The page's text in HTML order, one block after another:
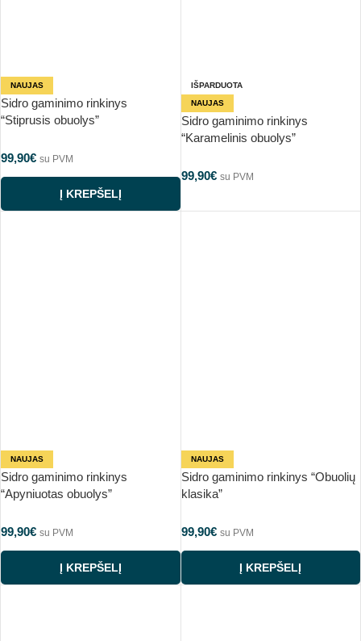
NAUJAS
Sidro gaminimo rinkinys
“Stiprusis obuolys”
99,90€ su PVM
Į KREPŠELĮ
IŠPARDUOTA
NAUJAS
Sidro gaminimo rinkinys
“Karamelinis obuolys”
99,90€ su PVM
NAUJAS
Sidro gaminimo rinkinys
“Apyniuotas obuolys”
99,90€ su PVM
Į KREPŠELĮ
NAUJAS
Sidro gaminimo rinkinys “Obuolių
klasika”
99,90€ su PVM
Į KREPŠELĮ